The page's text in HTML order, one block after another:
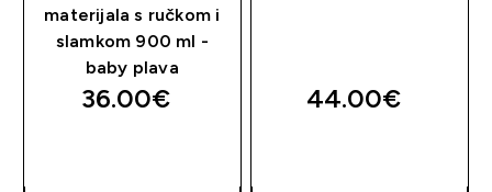
materijala s ručkom i
slamkom 900 ml -
baby plava
36.00€‎ 44.00€‎